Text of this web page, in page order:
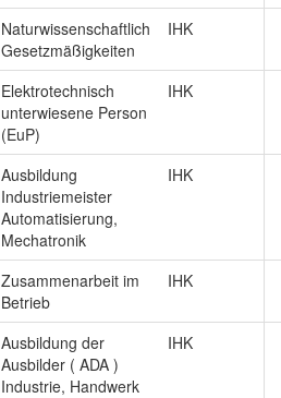
Naturwissenschaftlich
Gesetzmäßigkeiten
IHK
Elektrotechnisch
unterwiesene Person
(EuP)
IHK
Ausbildung
Industriemeister
Automatisierung,
Mechatronik
IHK
Zusammenarbeit im
Betrieb
IHK
Ausbildung der
Ausbilder ( ADA )
Industrie, Handwerk
IHK